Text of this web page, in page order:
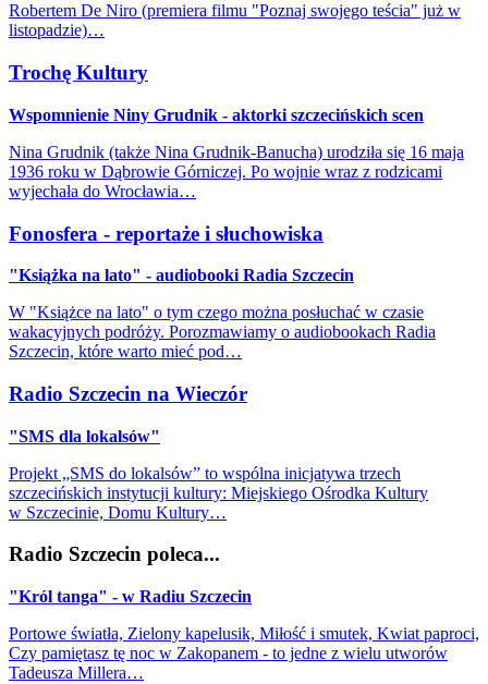
Robertem De Niro (premiera filmu "Poznaj swojego teścia" już w
listopadzie)…
Trochę Kultury
Wspomnienie Niny Grudnik - aktorki szczecińskich scen
Nina Grudnik (także Nina Grudnik-Banucha) urodziła się 16 maja
1936 roku w Dąbrowie Górniczej. Po wojnie wraz z rodzicami
wyjechała do Wrocławia…
Fonosfera - reportaże i słuchowiska
"Książka na lato" - audiobooki Radia Szczecin
W "Książce na lato" o tym czego można posłuchać w czasie
wakacyjnych podróży. Porozmawiamy o audiobookach Radia
Szczecin, które warto mieć pod…
Radio Szczecin na Wieczór
"SMS dla lokalsów"
Projekt „SMS do lokalsów” to wspólna inicjatywa trzech
szczecińskich instytucji kultury: Miejskiego Ośrodka Kultury
w Szczecinie, Domu Kultury…
Radio Szczecin poleca...
"Król tanga" - w Radiu Szczecin
Portowe światła, Zielony kapelusik, Miłość i smutek, Kwiat paproci,
Czy pamiętasz tę noc w Zakopanem - to jedne z wielu utworów
Tadeusza Millera…